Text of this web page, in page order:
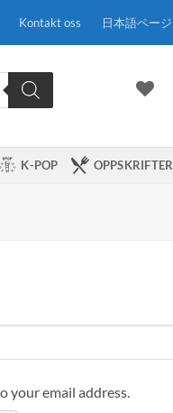
Kontakt oss 日本語ページ
K-POP OPPSKRIFTER
your email address.